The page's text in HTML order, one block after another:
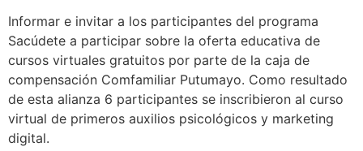
Informar e invitar a los participantes del programa
Sacúdete a participar sobre la oferta educativa de
cursos virtuales gratuitos por parte de la caja de
compensación Comfamiliar Putumayo. Como resultado
de esta alianza 6 participantes se inscribieron al curso
virtual de primeros auxilios psicológicos y marketing
digital.